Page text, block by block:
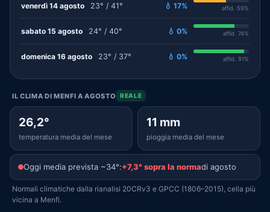
venerdì 14 agosto 23° / 41° 💧 17% affid. 59%
sabato 15 agosto 24° / 40° 💧 0% affid. 74%
domenica 16 agosto 23° / 37° 💧 0% affid. 91%
IL CLIMA DI MENFI A AGOSTO REALE
26,2°
temperatura media del mese
11 mm
pioggia media del mese
Oggi media prevista ~34°:+7,3° sopra la normadi agosto
Normali climatiche dalla rianalisi 20CRv3 e GPCC (1806–2015), cella più
vicina a Menfi.